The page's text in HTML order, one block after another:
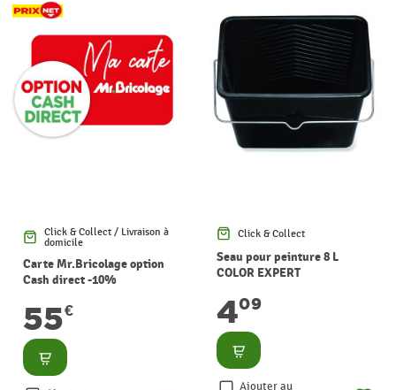
Click & Collect / Livraison à
domicile
Carte Mr.Bricolage option
Cash direct -10%
55€
Consulter
Click & Collect
Seau pour peinture 8 L
COLOR EXPERT
409
Consulter
Ajouter au